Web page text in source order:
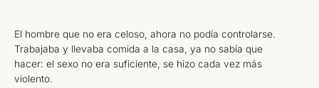
El hombre que no era celoso, ahora no podía controlarse.
Trabajaba y llevaba comida a la casa, ya no sabía que
hacer: el sexo no era suficiente, se hizo cada vez más
violento.